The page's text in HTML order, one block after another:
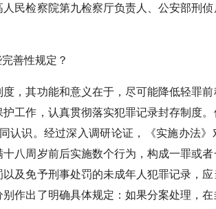
民检察院第九检察厅负责人、公安部刑
善性规定？
其功能和意义在于，尽可能降低轻罪前
工作，认真贯彻落实犯罪记录封存制度
认识。经过深入调研论证，《实施办法
八周岁前后实施数个行为，构成一罪或
及免予刑事处罚的未成年人犯罪记录，
作出了明确具体规定：如果分案处理，